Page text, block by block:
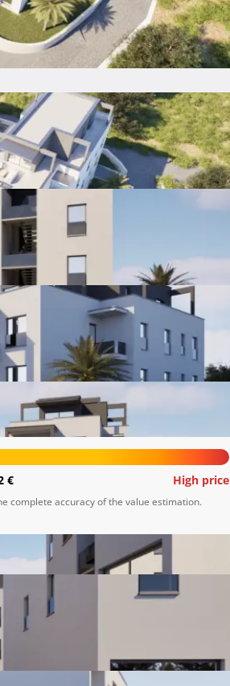
€ High price
complete accuracy of the value estimation.
parkirnim mjestima. Ovaj projekt
Nudimo vam jedinstvenu priliku